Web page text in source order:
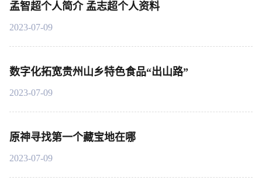
孟智超个人简介 孟志超个人资料
2023-07-09
数字化拓宽贵州山乡特色食品“出山路”
2023-07-09
原神寻找第一个藏宝地在哪
2023-07-09